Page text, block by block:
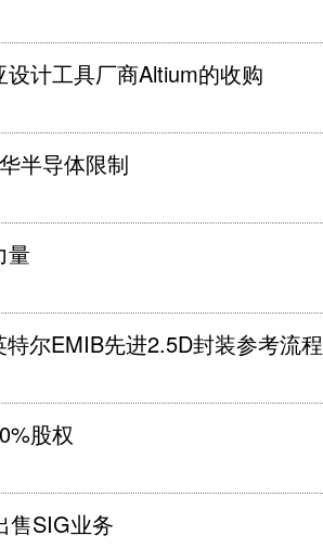
计工具厂商Altium的收购
半导体限制
量
尔EMIB先进2.5D封装参考流程
股权
售SIG业务